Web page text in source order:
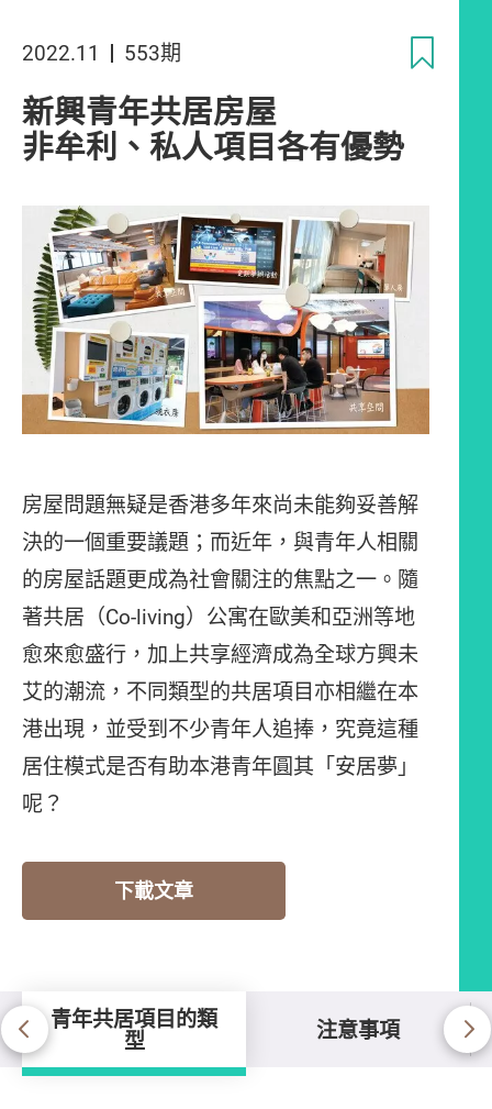
2022.11 553期
新興青年共居房屋
非牟利、私人項目各有優勢
房屋問題無疑是香港多年來尚未能夠妥善解
決的一個重要議題；而近年，與青年人相關
的房屋話題更成為社會關注的焦點之一。隨
著共居（Co-living）公寓在歐美和亞洲等地
愈來愈盛行，加上共享經濟成為全球方興未
艾的潮流，不同類型的共居項目亦相繼在本
港出現，並受到不少青年人追捧，究竟這種
居住模式是否有助本港青年圓其「安居夢」
呢？
下載文章
青年共居項目的類
型 注意事項
青年共居項目的類型